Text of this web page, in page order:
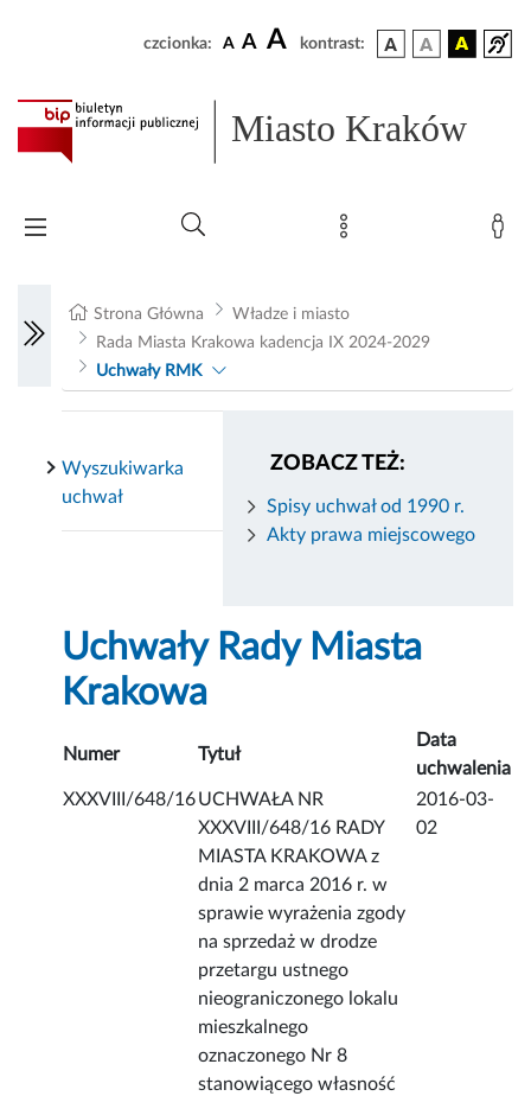
czcionka: A A A kontrast:
Miasto Kraków
Strona Główna
Władze i miasto
Rada Miasta Krakowa kadencja IX 2024-2029
Uchwały RMK
ZOBACZ TEŻ:
Spisy uchwał od 1990 r.
Akty prawa miejscowego
Wyszukiwarka
uchwał
Uchwały Rady Miasta
Krakowa
Numer Tytuł
Data
uchwalenia
XXXVIII/648/16UCHWAŁA NR
XXXVIII/648/16 RADY
MIASTA KRAKOWA z
dnia 2 marca 2016 r. w
sprawie wyrażenia zgody
na sprzedaż w drodze
przetargu ustnego
nieograniczonego lokalu
mieszkalnego
oznaczonego Nr 8
stanowiącego własność
2016-03-
02